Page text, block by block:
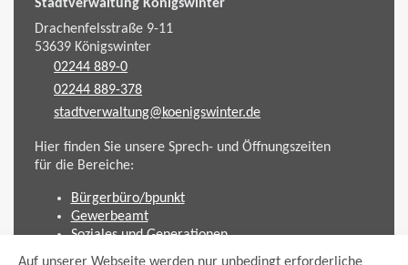
Auf unserer Webseite werden nur unbedingt erforderliche
Stadtverwaltung Königswinter
Drachenfelsstraße 9-11
53639Königswinter
02244 889-0
02244 889-378
stadtverwaltung@koenigswinter.de
Hier finden Sie unsere Sprech- und Öffnungszeiten
für die Bereiche:
Bürgerbüro/bpunkt
Gewerbeamt
Soziales und Generationen
Standesamt